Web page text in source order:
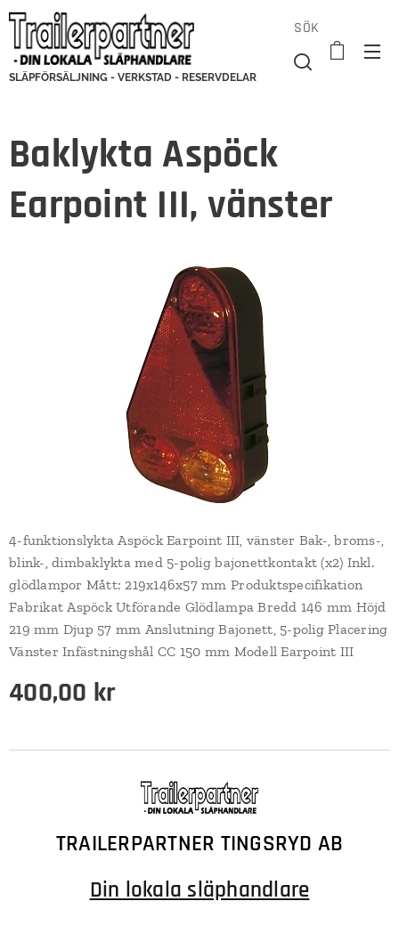
SLÄPFÖRSÄLJNING - VERKSTAD - RESERVDELAR
SÖK
Baklykta Aspöck
Earpoint III, vänster
4-funktionslykta Aspöck Earpoint III, vänster Bak-, broms-,
blink-, dimbaklykta med 5-polig bajonettkontakt (x2) Inkl.
glödlampor Mått: 219x146x57 mm Produktspecifikation
Fabrikat Aspöck Utförande Glödlampa Bredd 146 mm Höjd
219 mm Djup 57 mm Anslutning Bajonett, 5-polig Placering
Vänster Infästningshål CC 150 mm Modell Earpoint III
400,00 kr
TRAILERPARTNER TINGSRYD AB
Din lokala släphandlare